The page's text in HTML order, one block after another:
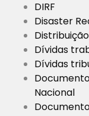
DIRF
Disaster
Dívidas
Dívidas
Nacional